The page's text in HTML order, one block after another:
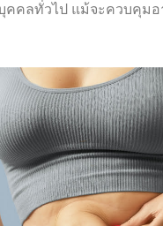
คคลทั่วไป แม้จะควบคุม